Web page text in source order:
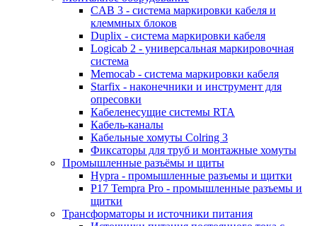
CAB 3 - система маркировки кабеля и
клеммных блоков
Duplix - система маркировки кабеля
Logicab 2 - универсальная маркировочная
система
Memocab - система маркировки кабеля
Starfix - наконечники и инструмент для
опресовки
Кабеленесущие системы RTA
Кабель-каналы
Кабельные хомуты Colring 3
Фиксаторы для труб и монтажные хомуты
Промышленные разъёмы и щиты
Hypra - промышленные разъемы и щитки
P17 Tempra Pro - промышленные разъемы и
щитки
Трансформаторы и источники питания